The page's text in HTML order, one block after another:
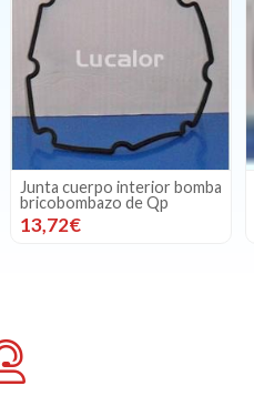
Junta tapa prefiltro bomba
bricobombazo de Qp
4,50€